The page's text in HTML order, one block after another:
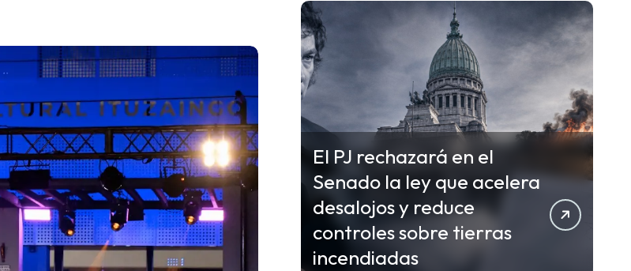
El PJ rechazará en el
Senado la ley que acelera
desalojos y reduce
controles sobre tierras
incendiadas